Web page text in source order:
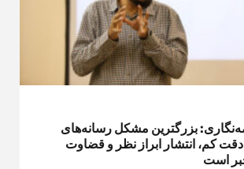
بزرگترین مشکل رسانه‌های
کم، انتشار ابراز نظر و قضاوت
است